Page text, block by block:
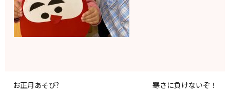
お正月あそび? 寒さに負けないぞ！